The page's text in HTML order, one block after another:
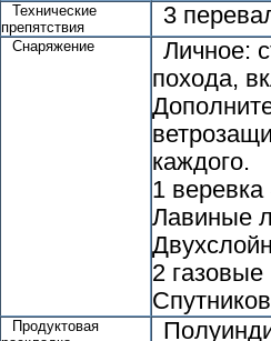
Технические
препятствия
3
Снаряжение
Личное:
похода,
каждого.
1
Лавиные
2 газовые
Продуктовая